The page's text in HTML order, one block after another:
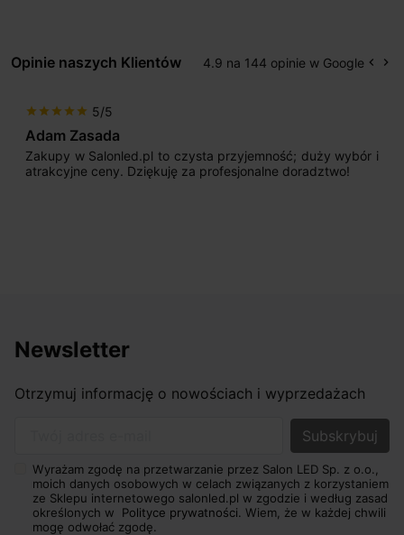
Opinie naszych Klientów 4.9 na 144 opinie w Google keyboard_arrow_left keyboard_arrow_right
star star star star star 5/5
Adam Zasada
Zakupy w Salonled.pl to czysta przyjemność; duży wybór i
atrakcyjne ceny. Dziękuję za profesjonalne doradztwo!
Newsletter
Otrzymuj informację o nowościach i wyprzedażach
Wyrażam zgodę na przetwarzanie przez Salon LED Sp. z o.o.,
moich danych osobowych w celach związanych z korzystaniem
ze Sklepu internetowego salonled.pl w zgodzie i według zasad
określonych w Polityce prywatności. Wiem, że w każdej chwili
mogę odwołać zgodę.